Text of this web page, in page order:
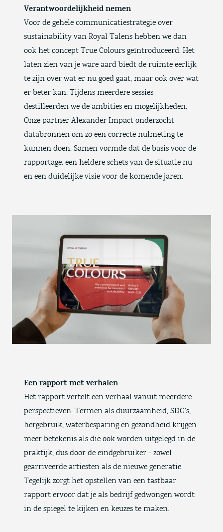
Verantwoordelijkheid nemen
Voor de gehele communicatiestrategie over
sustainability van Royal Talens hebben we dan
ook het concept True Colours geïntroduceerd. Het
laten zien van je ware aard biedt de ruimte eerlijk
te zijn over wat er nu goed gaat, maar ook over wat
er beter kan. Tijdens meerdere sessies
destilleerden we de ambities en mogelijkheden.
Onze partner Alexander Impact onderzocht
databronnen om zo een correcte nulmeting te
kunnen doen. Samen vormde dat de basis voor de
rapportage: een heldere schets van de situatie nu
en een duidelijke visie voor de komende jaren.
Een rapport met verhalen
Het rapport vertelt een verhaal vanuit meerdere
perspectieven. Termen als duurzaamheid, SDG’s,
hergebruik, waterbesparing en gezondheid krijgen
meer betekenis als die ook worden uitgelegd in de
praktijk, dus door de eindgebruiker - zowel
gearriveerde artiesten als de nieuwe generatie.
Tegelijk zorgt het opstellen van een tastbaar
rapport ervoor dat je als bedrijf gedwongen wordt
in de spiegel te kijken en keuzes te maken.